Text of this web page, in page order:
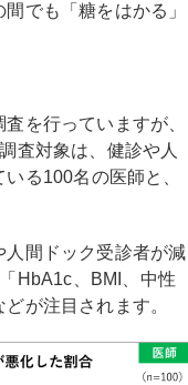
でも「糖をはかる」
を行っていますが、
査対象は、健診や人
る100名の医師と、
間ドック受診者が減
HbA1c、BMI、中性
が注目されます。